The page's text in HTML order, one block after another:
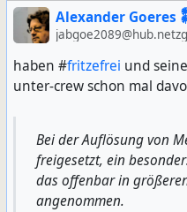
Alexander
haben #fritzefrei und
unter-crew schon mal
Bei der Auflösung von
freigesetzt, ein
das offenbar in
angenommen.